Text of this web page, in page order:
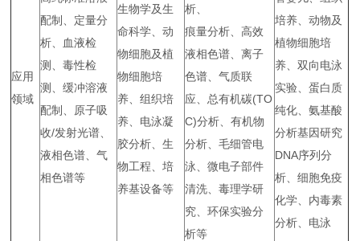
应用
领域
配制、定量分
析、血液检
测、毒性检
测、缓冲溶液
配制、原子吸
收/发射光谱、
液相色谱、气
相色谱等
生物学及生
命科学、动
物细胞及植
物细胞培
养、组织培
养、电泳凝
胶分析、生
物工程、培
养基设备等
析、
痕量分析、高效
液相色谱、离子
色谱、气质联
应、总有机碳(TO
C)分析、有机物
分析、毛细管电
泳、微电子部件
清洗、毒理学研
究、环保实验分
析等
培养、动物及
植物细胞培
养、双向电泳
实验、蛋白质
纯化、氨基酸
分析基因研究
DNA序列分
析、细胞免疫
化学、内毒素
分析、电泳